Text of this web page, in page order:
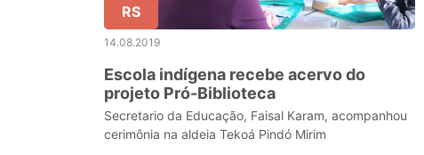
RS
14.08.2019
Escola indígena recebe acervo do
projeto Pró-Biblioteca
Secretario da Educação, Faisal Karam, acompanhou
cerimônia na aldeia Tekoá Pindó Mirim